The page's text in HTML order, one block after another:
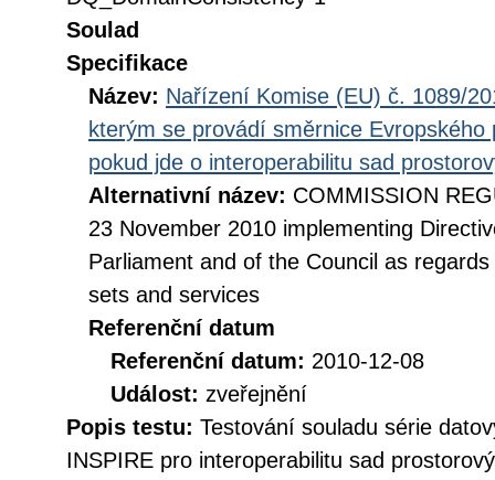
Soulad
Specifikace
Název: Nařízení Komise (EU) č. 1089/
kterým se provádí směrnice
pokud jde o interoperabilitu sad
Alternativní název: COMMISSION
23 November 2010 implementing
Parliament and of the Council as
sets and services
Referenční datum
Referenční datum: 2010-12-08
Událost: zveřejnění
Popis testu: Testování souladu série
INSPIRE pro interoperabilitu sad